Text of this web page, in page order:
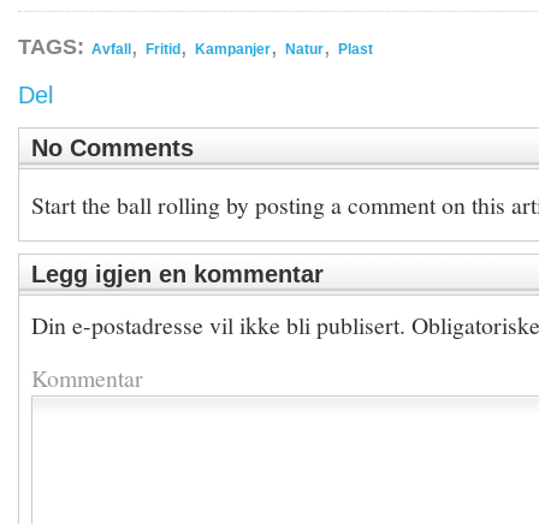
TAGS: Avfall , Fritid , Kampanjer, Natur, Plast
Del
No Comments
Start the ball rolling by posting a comment on this
Legg igjen en kommentar
Din e-postadresse vil ikke bli publisert.
Kommentar